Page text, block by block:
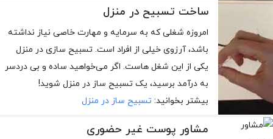
ساخت تسبیح در منزل
امروزه شغلی که به سرمایه و مهارت خاصی نیاز نداشته
باشد، آرزوی خیلی از افراد است. تسبیح سازی در منزل
یکی از این شغل هاست. اگر می‌خواهید ساده و بی دردسر
به درآمد برسید، یک تسبیح ساز در منزل شوید!
بیشتر بخوانید: تسبیح ساز در منزل
مشاور پوست غیر حضوری